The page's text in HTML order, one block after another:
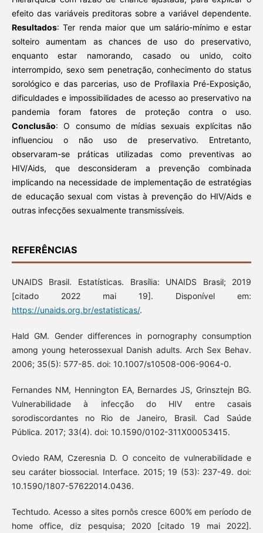
efeito das variáveis preditoras sobre a variável dependente.
Resultados: Ter renda maior que um salário-mínimo e estar
solteiro aumentam as chances de uso do preservativo,
enquanto estar namorando, casado ou unido, coito
interrompido, sexo sem penetração, conhecimento do status
sorológico e das parcerias, uso de Profilaxia Pré-Exposição,
dificuldades e impossibilidades de acesso ao preservativo na
pandemia foram fatores de proteção contra o uso.
Conclusão: O consumo de mídias sexuais explícitas não
influenciou o não uso de preservativo. Entretanto,
observaram-se práticas utilizadas como preventivas ao
HIV/Aids, que desconsideram a prevenção combinada
implicando na necessidade de implementação de estratégias
de educação sexual com vistas à prevenção do HIV/Aids e
outras infecções sexualmente transmissíveis.
REFERÊNCIAS
UNAIDS Brasil. Estatísticas. Brasília: UNAIDS Brasil; 2019
[citado 2022 mai 19]. Disponível em:
https://unaids.org.br/estatisticas/.
Hald GM. Gender differences in pornography consumption
among young heterossexual Danish adults. Arch Sex Behav.
2006; 35(5): 577-85. doi: 10.1007/s10508-006-9064-0.
Fernandes NM, Hennington EA, Bernardes JS, Grinsztejn BG.
Vulnerabilidade à infecção do HIV entre casais
sorodiscordantes no Rio de Janeiro, Brasil. Cad Saúde
Pública. 2017; 33(4). doi: 10.1590/0102-311X00053415.
Oviedo RAM, Czeresnia D. O conceito de vulnerabilidade e
seu caráter biossocial. Interface. 2015; 19 (53): 237-49. doi:
10.1590/1807-57622014.0436.
Techtudo. Acesso a sites pornôs cresce 600% em período de
home office, diz pesquisa; 2020 [citado 19 mai 2022].